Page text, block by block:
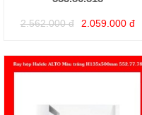
2.562.000 đ 2.059.000 đ